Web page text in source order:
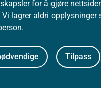
for å gjøre
lagrer aldri opplysninger
Tilpass